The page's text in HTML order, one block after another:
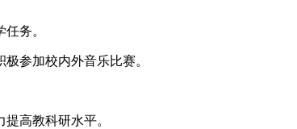
务。
参加校内外音乐比赛。
高教科研水平。